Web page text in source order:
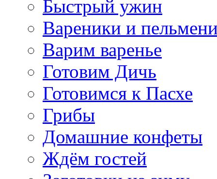
Быстрый ужин
Вареники и
Варим варенье
Готовим Дичь
Готовимся к Пасхе
Грибы
Домашние конфеты
Ждём гостей